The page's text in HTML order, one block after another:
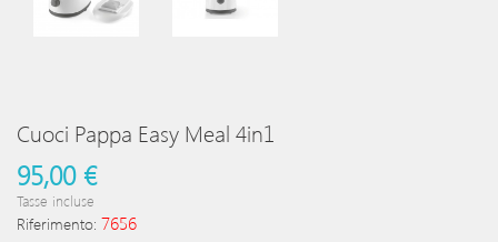
Cuoci Pappa Easy Meal 4in1
95,00 €
Tasse incluse
Riferimento: 7656